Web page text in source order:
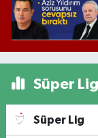
Süper
Süper Lig